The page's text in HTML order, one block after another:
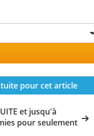
pour cet article
et jusqu'à
pour seulement